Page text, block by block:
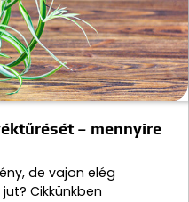
– mennyire
de vajon elég
Cikkünkben